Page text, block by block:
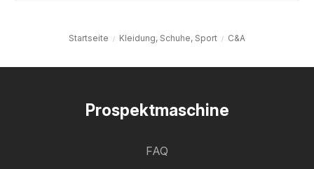
Startseite Kleidung, Schuhe, Sport C&A
Prospektmaschine
FAQ